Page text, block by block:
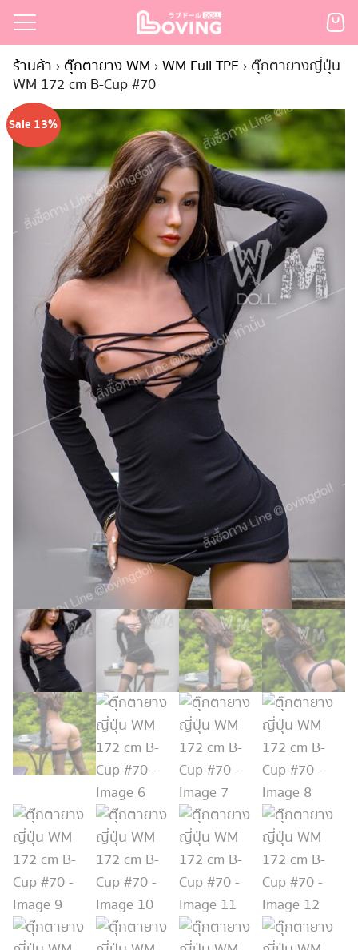
Skip
content
ก
ามแบรนด์
สั่งซื้อ
เงิน
for:
ร้านค้า › ตุ๊กตายาง WM › WM Full TPE › ตุ๊กตายางญี่ปุ่น
WM 172 cm B-Cup #70
Sale 13%